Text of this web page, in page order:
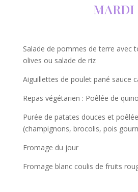
MARDI
Salade de pommes de terre avec
olives ou salade de riz
Aiguillettes de poulet pané sauce
Repas végétarien : Poêlée de
Purée de patates douces et
(champignons, brocolis, pois
Fromage du jour
Fromage blanc coulis de fruits